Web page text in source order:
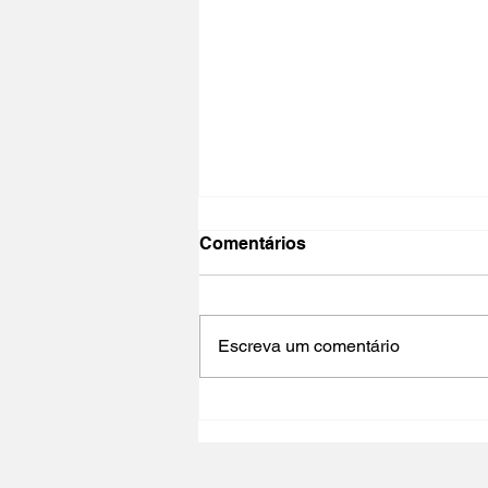
Comentários
Escreva um comentário